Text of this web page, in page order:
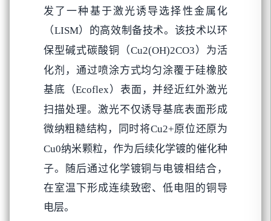
发了一种基于激光诱导选择性金属化
（LISM） 的高效制备技术。该技术以环
保型碱式碳酸铜
（Cu2(OH)2CO3） 为活
化剂，通过喷涂方式均匀涂覆于硅橡胶
基底 （Ecoflex） 表面，并经近红外激光
扫描处理。激光不仅诱导基底表面形成
微纳粗糙结构，同时将Cu2+原位还原为
Cu0纳米颗粒，作为后续化学镀的催化种
子。随后通过化学镀铜与电镀相结合，
在室温下形成连续致密、低电阻的铜导
电层。